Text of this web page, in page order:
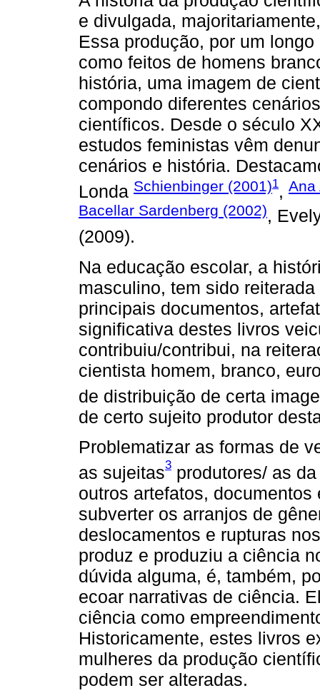
e divulgada,
Essa produção, por um
como feitos de homens
história, uma imagem de
compondo diferentes
científicos. Desde o século
estudos feministas vêm
cenários e história.
Londa Schienbinger (2001)1, Ana
Bacellar Sardenberg (2002),
(2009).
Na educação escolar, a
masculino, tem sido
principais documentos,
significativa destes livros
contribuiu/contribui, na
cientista homem, branco,
de distribuição de certa
de certo sujeito produtor
Problematizar as formas de
as sujeitas3 produtores/ as
outros artefatos,
subverter os arranjos de
deslocamentos e rupturas
produz e produziu a ciência
dúvida alguma, é, também,
ecoar narrativas de ciência.
ciência como
Historicamente, estes livros
mulheres da produção
podem ser alteradas.